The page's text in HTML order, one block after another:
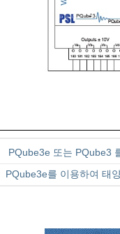
PQube3e 또는 PQube3
PQube3e를 이용하여 태